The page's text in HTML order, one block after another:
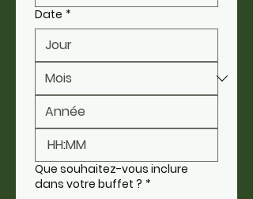
Date *
:
Que souhaitez-vous inclure
dans votre buffet ? *